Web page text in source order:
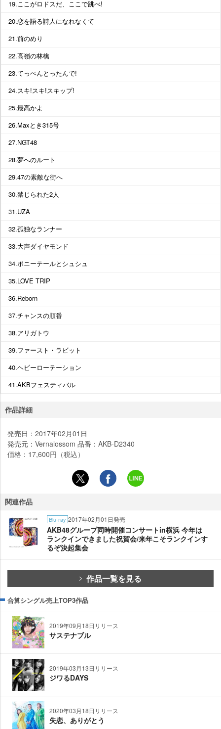
19.ここがロドスだ、ここで跳べ!
20.恋を語る詩人になれなくて
21.前のめり
22.高嶺の林檎
23.てっぺんとったんで!
24.スキ!スキ!スキップ!
25.最高かよ
26.Maxとき315号
27.NGT48
28.夢へのルート
29.47の素敵な街へ
30.禁じられた2人
31.UZA
32.孤独なランナー
33.大声ダイヤモンド
34.ポニーテールとシュシュ
35.LOVE TRIP
36.Reborn
37.チャンスの順番
38.アリガトウ
39.ファースト・ラビット
40.ヘビーローテーション
41.AKBフェスティバル
作品詳細
発売日：2017年02月01日
発売元：Vernalossom 品番：AKB-D2340
価格：17,600円（税込）
関連作品
Blu-ray 2017年02月01日発売
AKB48グループ同時開催コンサートin横浜 今年は
ランクインできました祝賀会/来年こそランクインす
るぞ決起集会
作品一覧を見る
合算シングル売上TOP3作品
2019年09月18日リリース
サステナブル
2019年03月13日リリース
ジワるDAYS
2020年03月18日リリース
失恋、ありがとう